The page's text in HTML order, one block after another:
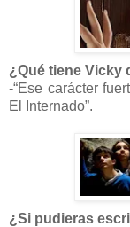
¿Qué tiene Vicky
-“Ese carácter
El Internado”.
¿Si pudieras